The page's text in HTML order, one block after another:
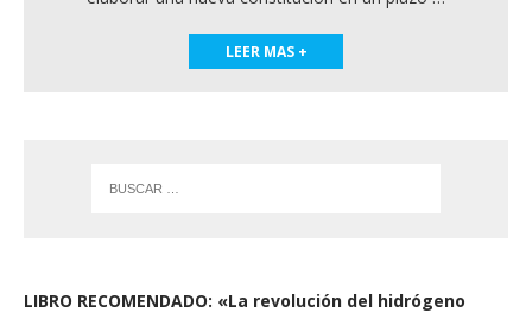
LEER MAS +
LIBRO RECOMENDADO: «La revolución del hidrógeno